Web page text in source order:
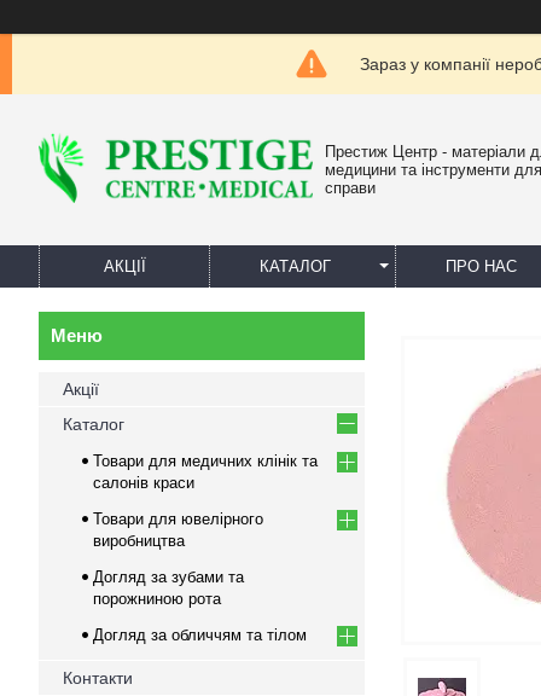
Зараз у компанії
Престиж Центр - матеріали
медицини та інструменти
справи
АКЦІЇ КАТАЛОГ ПРО НАС
Акції
Каталог
Товари для медичних клінік та
салонів краси
Товари для ювелірного
виробництва
Догляд за зубами та
порожниною рота
Догляд за обличчям та тілом
Контакти